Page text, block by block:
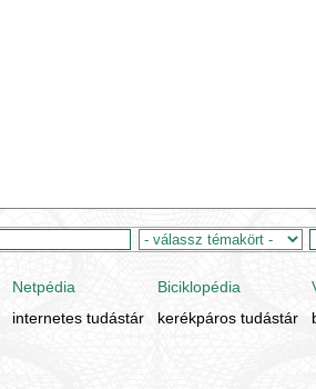
Netpédia Biciklopédia
internetes tudástár kerékpáros tudástár